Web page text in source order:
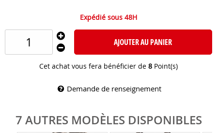
Expédié sous 48H
AJOUTER AU PANIER
Cet achat vous fera bénéficier de 8 Point(s)
Demande de renseignement
7 AUTRES MODÈLES DISPONIBLES